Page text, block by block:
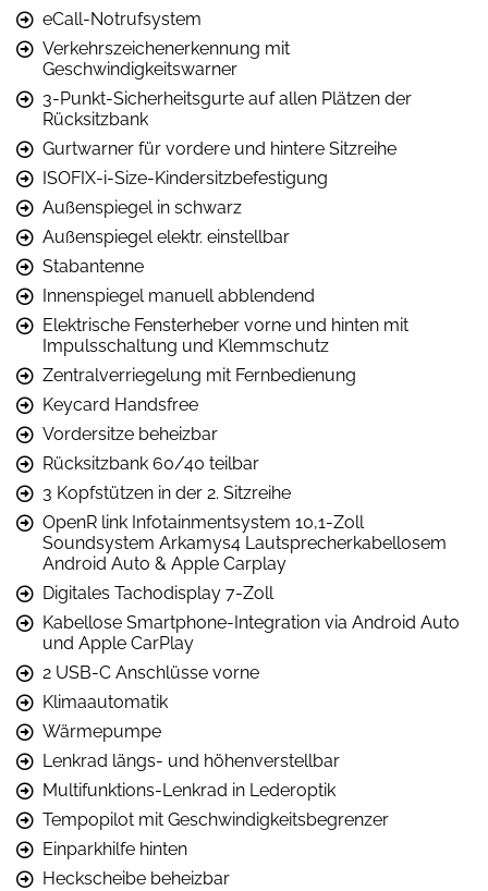
eCall-Notrufsystem
Verkehrszeichenerkennung mit
Geschwindigkeitswarner
3-Punkt-Sicherheitsgurte auf allen Plätzen der
Rücksitzbank
Gurtwarner für vordere und hintere Sitzreihe
ISOFIX-i-Size-Kindersitzbefestigung
Außenspiegel in schwarz
Außenspiegel elektr. einstellbar
Stabantenne
Innenspiegel manuell abblendend
Elektrische Fensterheber vorne und hinten mit
Impulsschaltung und Klemmschutz
Zentralverriegelung mit Fernbedienung
Keycard Handsfree
Vordersitze beheizbar
Rücksitzbank 60/40 teilbar
3 Kopfstützen in der 2. Sitzreihe
OpenR link Infotainmentsystem 10,1-Zoll
Soundsystem Arkamys4 Lautsprecherkabellosem
Android Auto & Apple Carplay
Digitales Tachodisplay 7-Zoll
Kabellose Smartphone-Integration via Android Auto
und Apple CarPlay
2 USB-C Anschlüsse vorne
Klimaautomatik
Wärmepumpe
Lenkrad längs- und höhenverstellbar
Multifunktions-Lenkrad in Lederoptik
Tempopilot mit Geschwindigkeitsbegrenzer
Einparkhilfe hinten
Heckscheibe beheizbar